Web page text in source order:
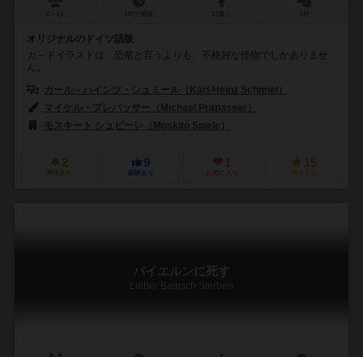
オリジナルのドイツ語版
カ－ドイラストは、恐竜と言うよりも、不格好な怪物でしかありませ
ん。
カール－ハインツ・シュミール（Karl-Heinz Schmiel）
マイケル・プレパッサー（Michael Präpasser）
モスキート シュピーレ（Moskito Spiele）
2
興味あり
9
経験あり
1
お気に入り
15
持ってる
バイエルンに死す
Lieber Bairisch Sterben